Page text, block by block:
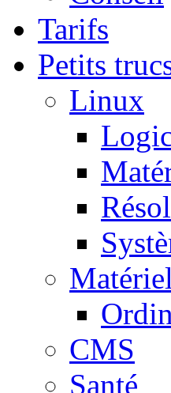
Tarifs
Petits
Linux
Matériel
CMS
Santé